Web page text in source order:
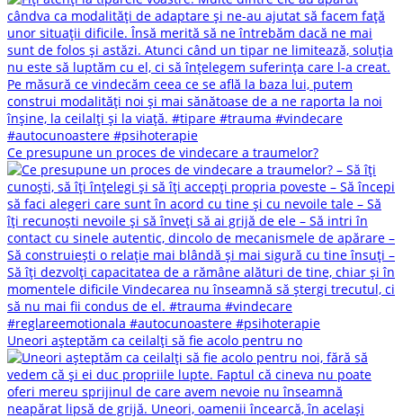
Ce presupune un proces de vindecare a traumelor?
Uneori așteptăm ca ceilalți să fie acolo pentru no